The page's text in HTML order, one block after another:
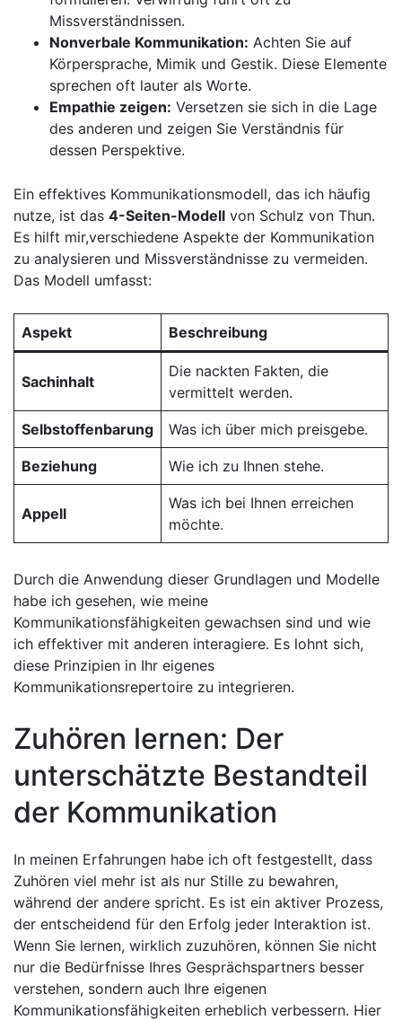
‌Missverständnissen.
Nonverbale Kommunikation: Achten Sie auf
Körpersprache, Mimik und Gestik. Diese ⁢Elemente
sprechen oft lauter als Worte.
Empathie zeigen: Versetzen ​sie sich⁤ in⁢ die Lage
des anderen und zeigen Sie ‌Verständnis für
dessen Perspektive.
Ein effektives Kommunikationsmodell, das ⁣ich​ häufig
nutze, ist⁤ das 4-Seiten-Modell von Schulz von Thun.
Es hilft mir,verschiedene Aspekte der Kommunikation
zu analysieren​ und Missverständnisse ⁣zu vermeiden.
Das Modell umfasst:
Aspekt Beschreibung
Sachinhalt
Die ‍nackten Fakten, die
vermittelt ⁣werden.
Selbstoffenbarung Was ich über ⁣mich ⁣preisgebe.
Beziehung Wie ich ⁢zu Ihnen stehe.
Appell
Was ich bei Ihnen ‍erreichen
möchte.
Durch die Anwendung dieser Grundlagen und Modelle
habe ich gesehen, ⁣wie ⁢meine
Kommunikationsfähigkeiten gewachsen sind und wie
ich effektiver mit anderen interagiere. Es lohnt sich,
⁣diese Prinzipien in Ihr eigenes
Kommunikationsrepertoire zu integrieren.
Zuhören lernen: Der
unterschätzte Bestandteil
‍der ​Kommunikation
In meinen Erfahrungen habe ich oft festgestellt, dass
Zuhören viel mehr ist als nur⁣ Stille zu bewahren,
während​ der andere spricht. ⁤Es ist ein aktiver Prozess,
der entscheidend ⁢für den Erfolg jeder Interaktion ist.
Wenn Sie lernen, wirklich zuzuhören, können Sie nicht
nur die Bedürfnisse ⁣Ihres Gesprächspartners besser
⁣verstehen, sondern ⁢auch Ihre eigenen
Kommunikationsfähigkeiten erheblich verbessern. Hier